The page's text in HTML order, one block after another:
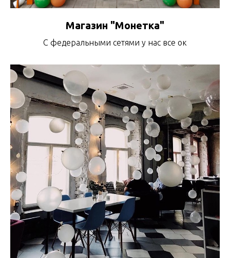
Магазин "Монетка"
С федеральными сетями у нас все ок